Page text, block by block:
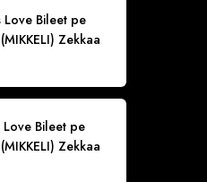
Love Bileet pe
Zekkaa
Love Bileet pe
Zekkaa